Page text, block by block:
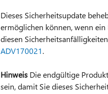
Dieses Sicherheitsupdate
ermöglichen können, wenn
diesen
ADV170021.
HinweisDie endgültige
sein, damit Sie dieses